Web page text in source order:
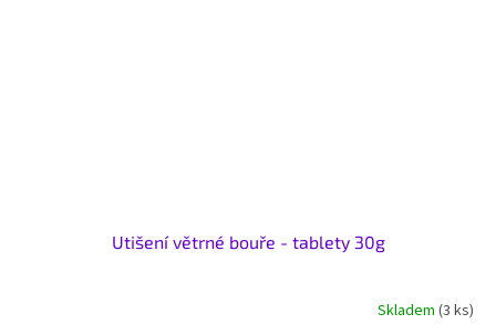
Utišení větrné bouře - tablety 30g
Skladem (3 ks)